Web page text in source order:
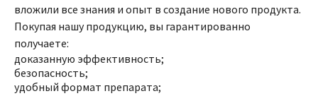
вложили все знания и опыт в создание нового продукта.
Покупая нашу продукцию, вы гарантированно
получаете:
доказанную эффективность;
безопасность;
удобный формат препарата;